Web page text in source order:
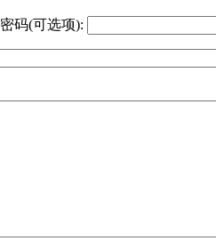
密码(可选项):